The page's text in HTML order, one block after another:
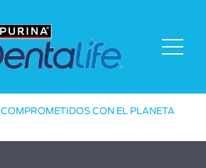
COMPROMETIDOS CON EL PLANETA